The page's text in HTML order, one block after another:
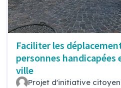
Faciliter les
personnes handicapées
ville
Projet d'initiative